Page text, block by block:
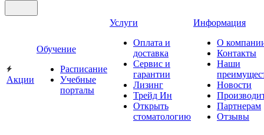
Акции
Обучение
Расписание
Учебные
порталы
Услуги
Оплата и
доставка
Сервис и
гарантии
Лизинг
Трейд Ин
Открыть
стоматологию
Информация
О
Контакты
Наши
Новости
Партнерам
Отзывы